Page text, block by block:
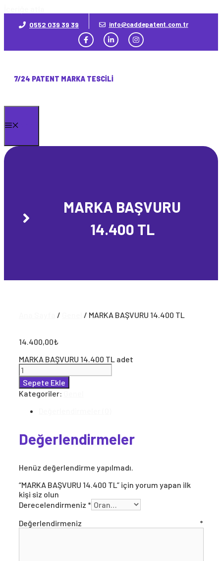
0552 039 39 39 info@caddepatent.com.tr
7/24 PATENT MARKA TESCILI
MARKA BAŞVURU
14.400 TL
/ / MARKA BAŞVURU 14.400 TL
14.400,00₺
MARKA BAŞVURU 14.400 TL adet
Sepete Ekle
Kategoriler:
Değerlendirmeler
Henüz değerlendirme yapılmadı.
“MARKA BAŞVURU 14.400 TL” için yorum yapan ilk
kişi siz olun
Derecelendirmeniz *
Değerlendirmeniz *